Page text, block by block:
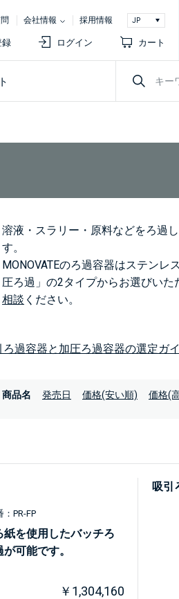
会社情報 採用情報
録 ログイン カート
溶液・スラリー・原料などをろ過
す。
MONOVATEのろ過容器はステン
圧ろ過」の2タイプからお選びい
相談 ください。
ろ過容器と加圧ろ過容器の選定ガ
商品名 発売日 価格(安い順) 価格(
：PR-FP
紙を使用したバッチろ
が可能です。
￥1,304,160
吸引